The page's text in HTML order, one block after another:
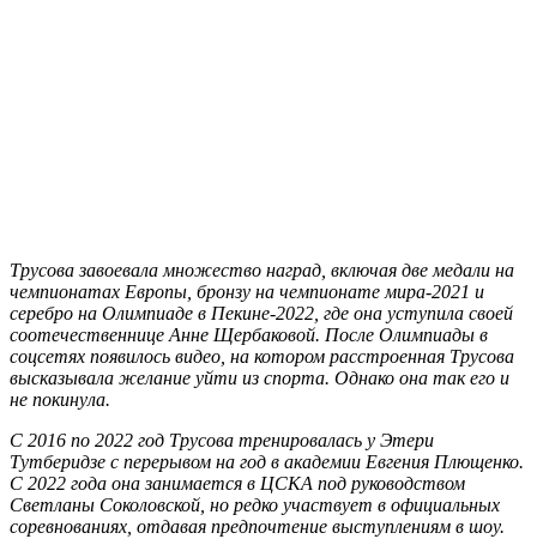
Трусова завоевала множество наград, включая две медали на
чемпионатах Европы, бронзу на чемпионате мира-2021 и
серебро на Олимпиаде в Пекине-2022, где она уступила своей
соотечественнице Анне Щербаковой. После Олимпиады в
соцсетях появилось видео, на котором расстроенная Трусова
высказывала желание уйти из спорта. Однако она так его и
не покинула.
С 2016 по 2022 год Трусова тренировалась у Этери
Тутберидзе с перерывом на год в академии Евгения Плющенко.
С 2022 года она занимается в ЦСКА под руководством
Светланы Соколовской, но редко участвует в официальных
соревнованиях, отдавая предпочтение выступлениям в шоу.